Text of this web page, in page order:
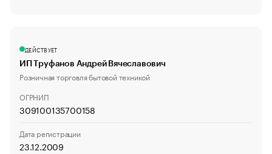
ДЕЙСТВУЕТ
ИП Труфанов Андрей Вячеславович
Розничная торговля бытовой техникой
ОГРНИП
309100135700158
Дата регистрации
23.12.2009